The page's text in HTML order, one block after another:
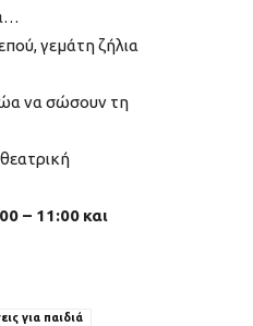
γεμάτη ζήλια
να σώσουν τη
– 11:00 και
για παιδιά